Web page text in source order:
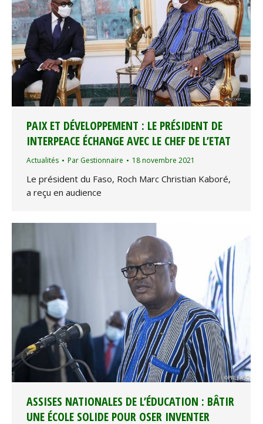
PAIX ET DÉVELOPPEMENT : LE PRÉSIDENT DE
INTERPEACE ÉCHANGE AVEC LE CHEF DE L’ETAT
Actualités Par Gestionnaire 18 novembre 2021
Le président du Faso, Roch Marc Christian Kaboré,
a reçu en audience
ASSISES NATIONALES DE L’ÉDUCATION : BÂTIR
UNE ÉCOLE SOLIDE POUR OSER INVENTER